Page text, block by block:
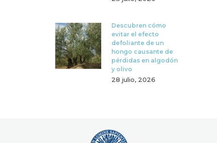
Descubren cómo
evitar el efecto
defoliante de un
hongo causante de
pérdidas en algodón
y olivo
28 julio, 2026